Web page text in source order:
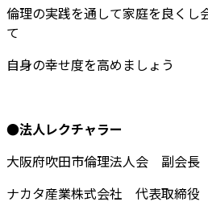
倫理の実践を通して家庭を良くし
て
自身の幸せ度を高めましょう
●法人レクチャラー
大阪府吹田市倫理法人会 副会長
ナカタ産業株式会社 代表取締役